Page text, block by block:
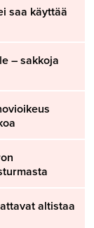
saa käyttää
– sakkoja
altistaa